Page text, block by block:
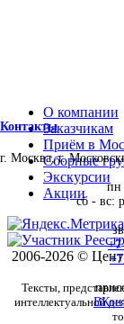
Контакты
г. Москва, г.
пн
сб - вс:
+7
О компании
Заказчикам
Приём в
Сборные
Экскурсии
Акции
2006-2026 ©
Тексты,
интеллектуальной